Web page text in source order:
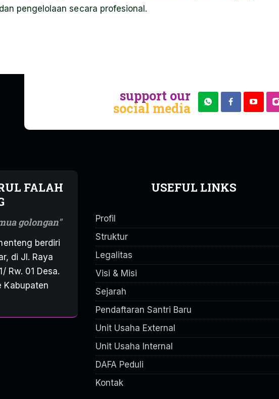
pengelolaan secara profesional.
support our
social media
FALAH
golongan
berdiri
di Jl. Raya
Rw. 01 Desa.
Kabupaten
USEFUL LINKS
Profil
Struktur
Legalitas
Visi & Misi
Sejarah
Pendaftaran Santri Baru
Unit Usaha External
Unit Usaha Internal
DAFA Peduli
Kontak